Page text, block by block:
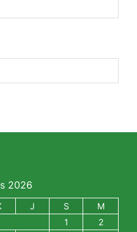
2026
J S
M
1
2